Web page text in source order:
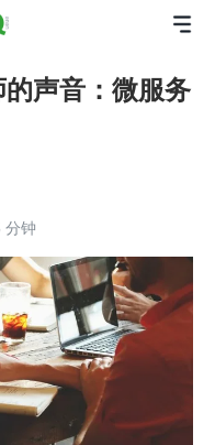
声音：微服务
分钟